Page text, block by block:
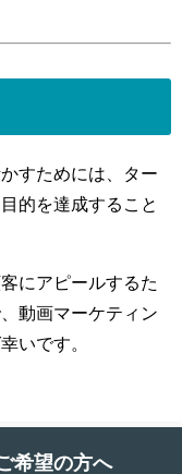
すためには、ター
的を達成すること
にアピールするた
動画マーケティン
いです。
希望の方へ